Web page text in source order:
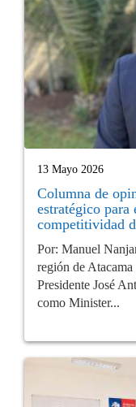
13 Mayo 2026
Columna de
estratégico
competitividad
Por: Manuel
región de
Presidente José
como Minister...